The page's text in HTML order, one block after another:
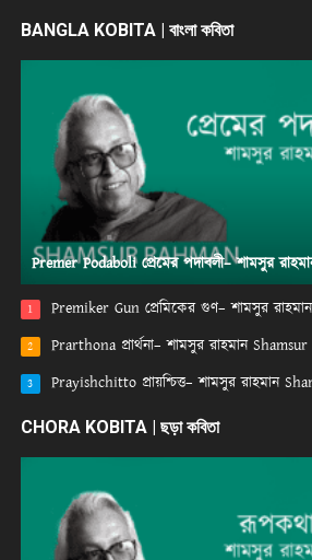
BANGLA KOBITA | বাংলা কবিতা
Premer Podaboli প্রেমের পদাবলী– শামসুর
1 Premiker Gun প্রেমিকের গুণ– শামসুর
2 Prarthona প্রার্থনা– শামসুর রাহমান
3 Prayishchitto প্রায়শ্চিত্ত– শামসুর রাহমান
CHORA KOBITA | ছড়া কবিতা